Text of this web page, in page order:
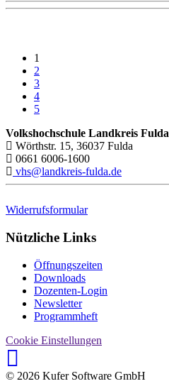
1
2
3
4
5
Volkshochschule Landkreis Fulda
Wörthstr. 15, 36037 Fulda
0661 6006-1600
vhs@landkreis-fulda.de
Widerrufsformular
Nützliche Links
Öffnungszeiten
Downloads
Dozenten-Login
Newsletter
Programmheft
Cookie Einstellungen
© 2026 Kufer Software GmbH